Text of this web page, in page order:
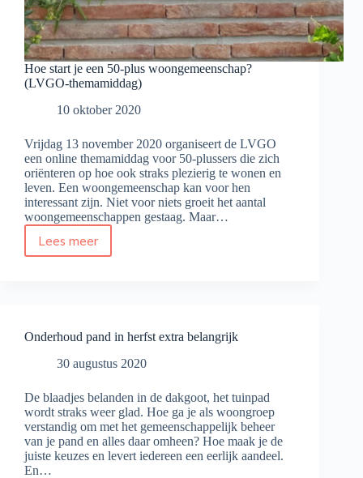
Hoe start je een 50-plus woongemeenschap?
(LVGO-themamiddag)
10 oktober 2020
Vrijdag 13 november 2020 organiseert de LVGO
een online themamiddag voor 50-plussers die zich
oriënteren op hoe ook straks plezierig te wonen en
leven. Een woongemeenschap kan voor hen
interessant zijn. Niet voor niets groeit het aantal
woongemeenschappen gestaag. Maar…
Lees meer
Hoe
woongemeenschap?
themamiddag)
Onderhoud pand in herfst extra belangrijk
30 augustus 2020
De blaadjes belanden in de dakgoot, het tuinpad
wordt straks weer glad. Hoe ga je als woongroep
verstandig om met het gemeenschappelijk beheer
van je pand en alles daar omheen? Hoe maak je de
juiste keuzes en levert iedereen een eerlijk aandeel.
En…